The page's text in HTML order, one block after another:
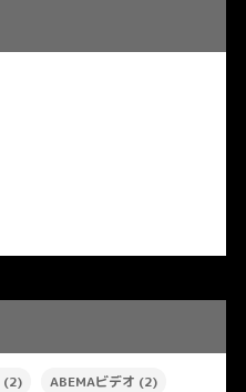
(2) ABEMAビデオ (2)